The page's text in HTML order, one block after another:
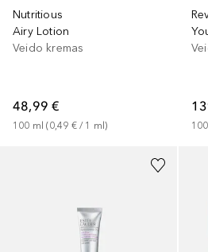
Nutritious
Airy Lotion
Veido kremas
48,99 €
100 ml (0,49 € / 1 ml) 100